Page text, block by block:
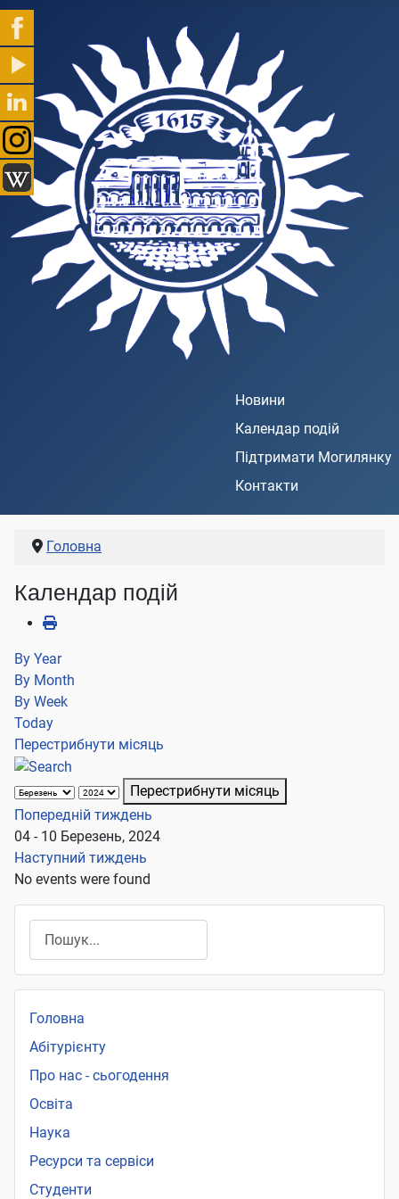
Новини
Календар подій
Підтримати Могилянку
Контакти
Головна
Календар подій
By Year
By Month
By Week
Today
Перестрибнути місяць
Перестрибнути місяць
Попередній тиждень
04 - 10 Березень, 2024
Наступний тиждень
No events were found
Головна
Абітурієнту
Про нас - сьогодення
Освіта
Наука
Ресурси та сервіси
Студенти